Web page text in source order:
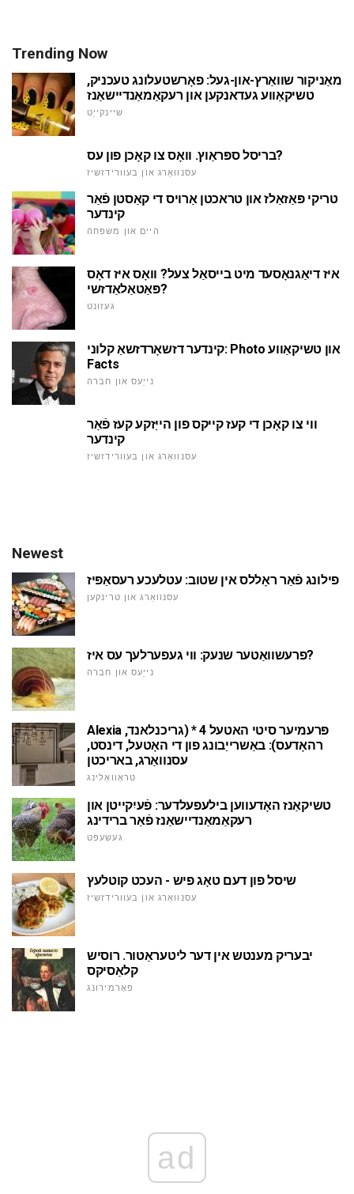
Trending Now
מאַניקור שוואַרץ-און-געל: פאָרשטעלונג טעכניק,
טשיקאַווע געדאנקען און רעקאַמאַנדיישאַנז
שיינקייַט
בריסל ספּראַוץ. וואָס צו קאָכן פון עס?
עסנוואַרג און בעוורידזשיז
טריקי פּאַזאַלז און טראכטן אַרויס די קאַסטן פֿאַר
קינדער
היים און משפּחה
איז דיאַגנאָסעד מיט בייסאַל צעל? וואָס איז דאָס
פּאַטאַלאַדזשי?
געזונט
קינדער דזשאָרדזשאַ קלוני: Photo און טשיקאַווע
Facts
נייַעס און חברה
ווי צו קאָכן די קעז קייקס פון הייַזקע קעז פֿאַר
קינדער
עסנוואַרג און בעוורידזשיז
Newest
פילונג פֿאַר ראָללס אין שטוב: עטלעכע רעסאַפּיז
עסנוואַרג און טרינקען
פרעשוואַטער שנעק: ווי געפערלעך עס איז?
נייַעס און חברה
Alexia פּרעמיער סיטי האטעל 4 * (גריכנלאנד,
רהאָדעס): באַשרייַבונג פון די האָטעל, דינסט,
עסנוואַרג, באריכטן
טראַוואַלינג
טשיקאַנז האָדעווען בילעפעלדער: פֿעיִקייטן און
רעקאַמאַנדיישאַנז פֿאַר ברידינג
געשעפט
שיסל פון דעם טאָג פיש - העכט קוטלעץ
עסנוואַרג און בעוורידזשיז
יבעריק מענטש אין דער ליטעראַטור. רוסיש
קלאַסיקס
פאָרמירונג
ad